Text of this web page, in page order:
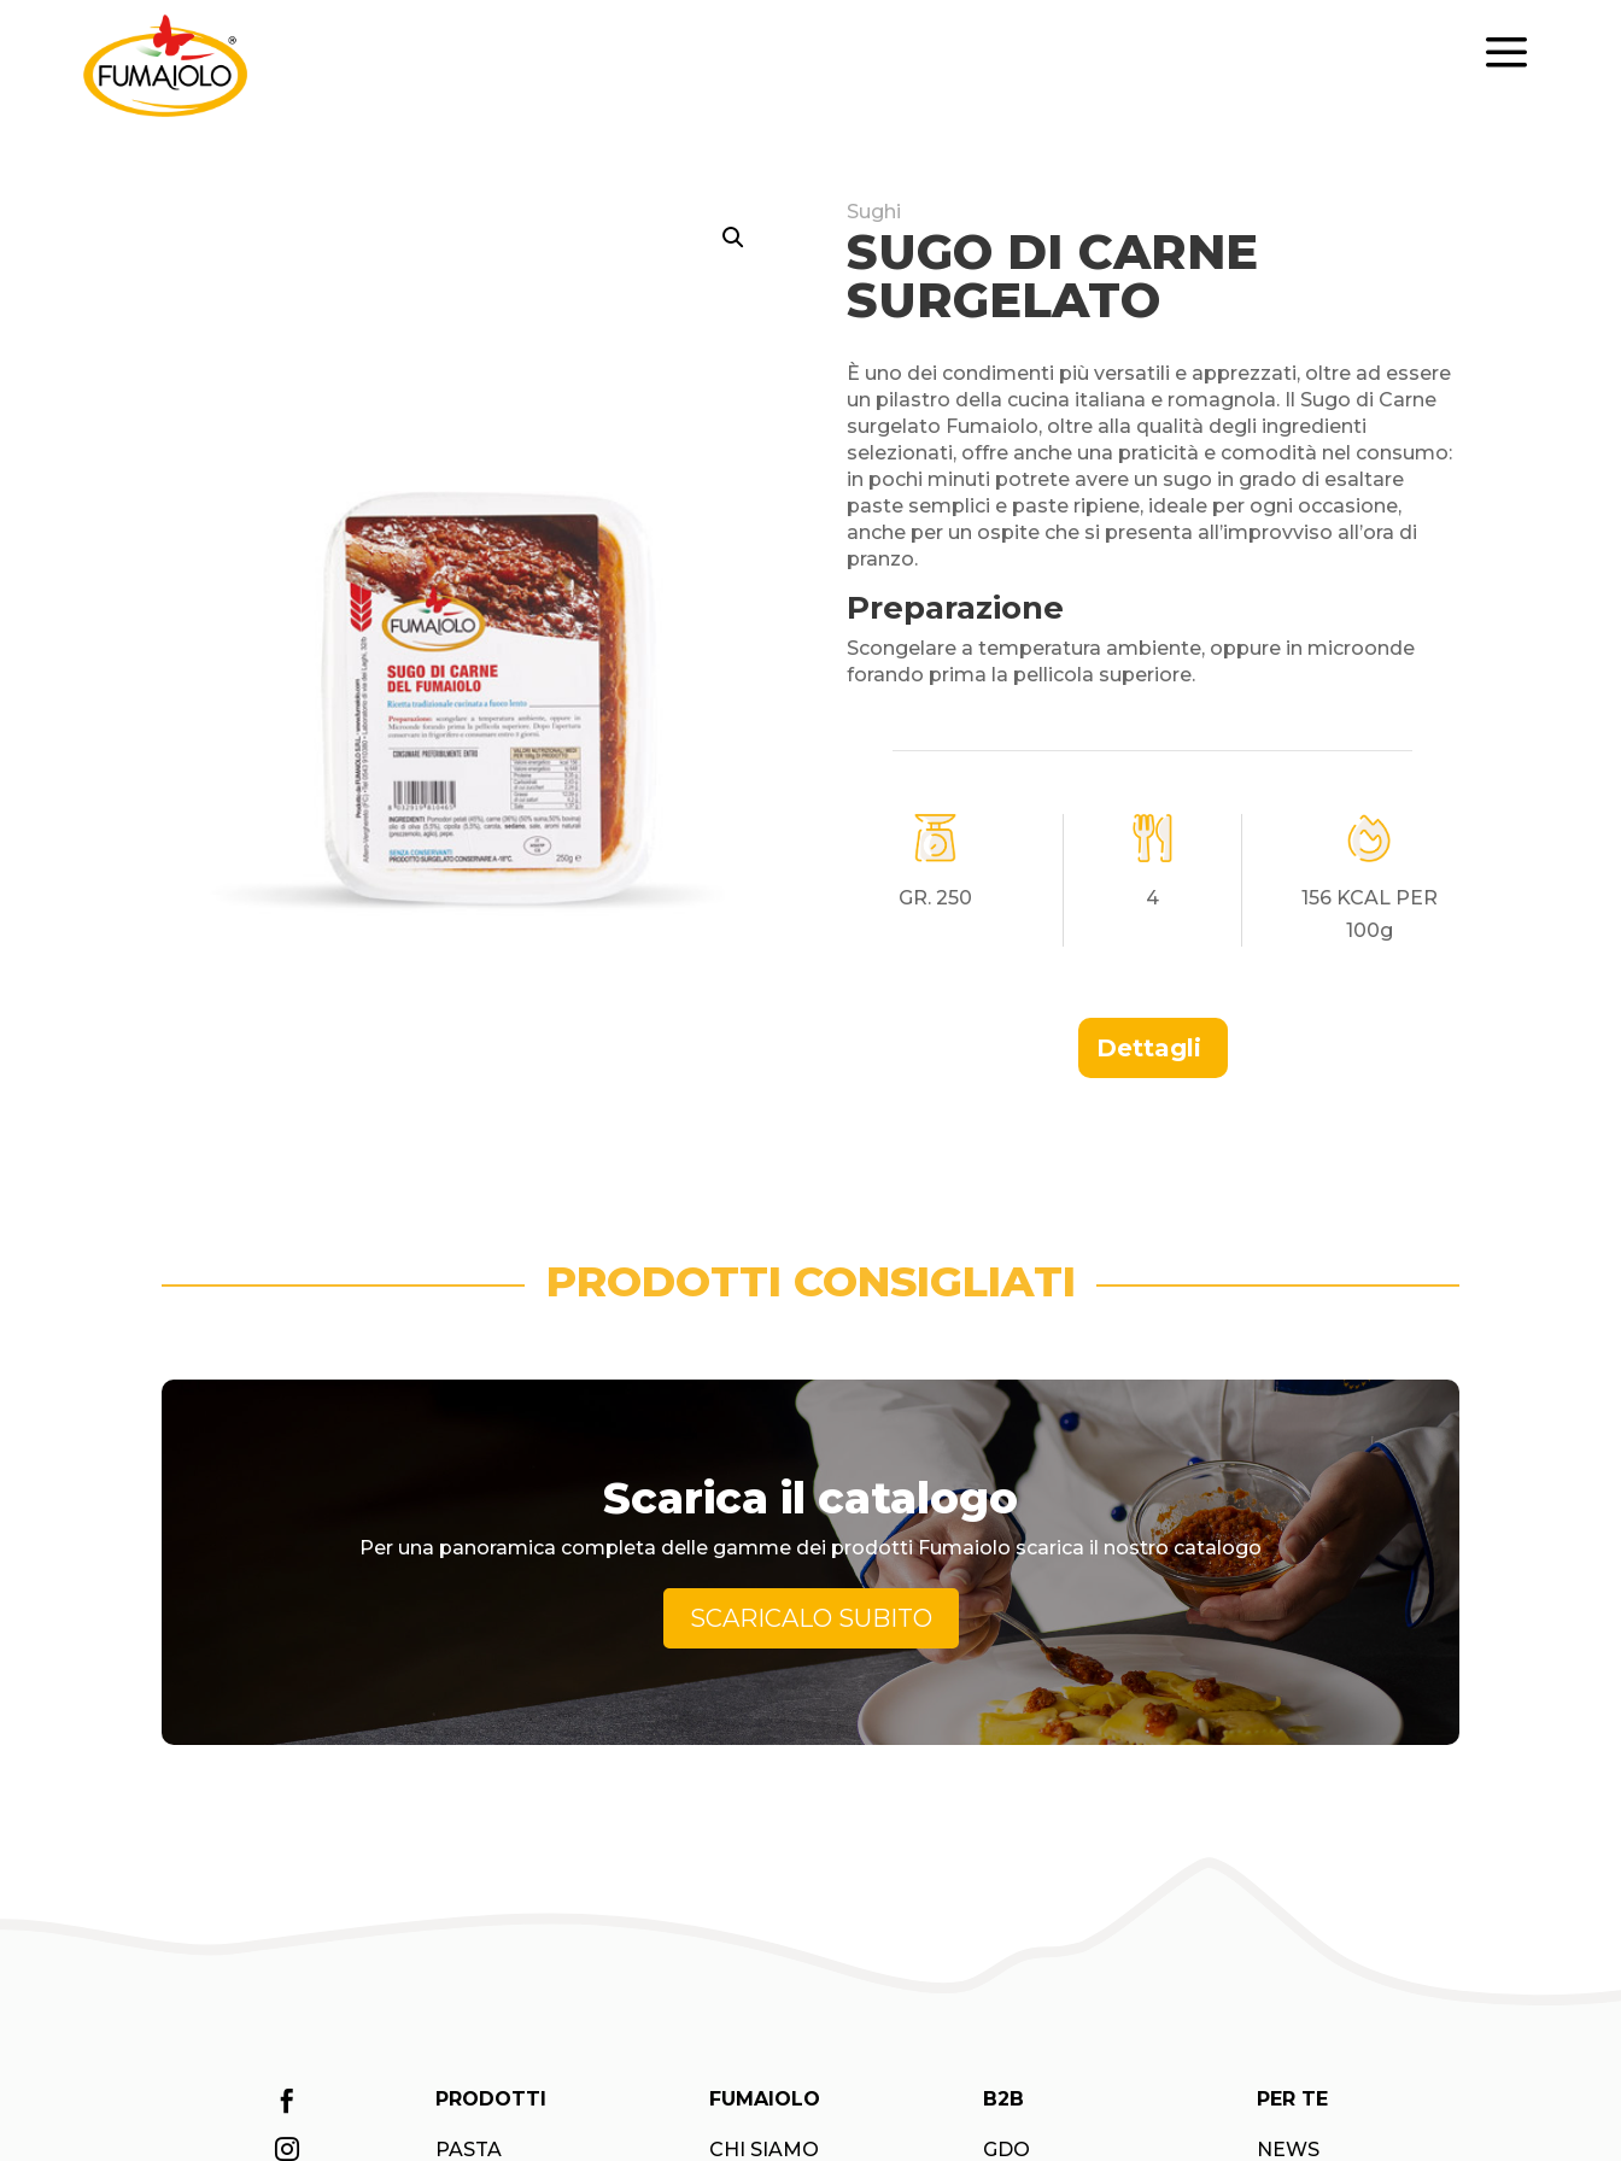
a
Sughi
SUGO DI CARNE
SURGELATO
È uno dei condimenti più versatili e apprezzati, oltre ad essere
un pilastro della cucina italiana e romagnola. Il Sugo di Carne
surgelato Fumaiolo, oltre alla qualità degli ingredienti
selezionati, offre anche una praticità e comodità nel consumo:
in pochi minuti potrete avere un sugo in grado di esaltare
paste semplici e paste ripiene, ideale per ogni occasione,
anche per un ospite che si presenta all’improvviso all’ora di
pranzo.
Preparazione
Scongelare a temperatura ambiente, oppure in microonde
forando prima la pellicola superiore.
GR. 250 4
156 KCAL PER
100g
Dettagli
PRODOTTI CONSIGLIATI
Scarica il catalogo
Per una panoramica completa delle gamme dei prodotti Fumaiolo scarica il nostro catalogo
SCARICALO SUBITO


PRODOTTI
PASTA
FUMAIOLO
CHI SIAMO
B2B
GDO
PER TE
NEWS